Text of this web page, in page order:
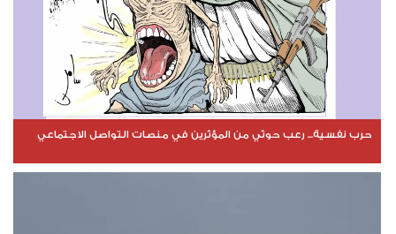
حرب نفسية... رعب حوثي من المؤثرين في منصات التواصل الاجتماعي